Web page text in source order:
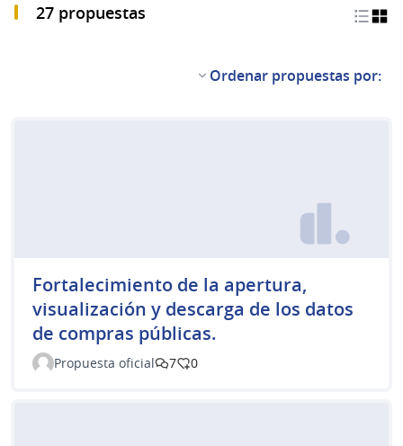
27 propuestas
Ordenar propuestas por:
Fortalecimiento de la apertura,
visualización y descarga de los datos
de compras públicas.
Propuesta oficial 7 0